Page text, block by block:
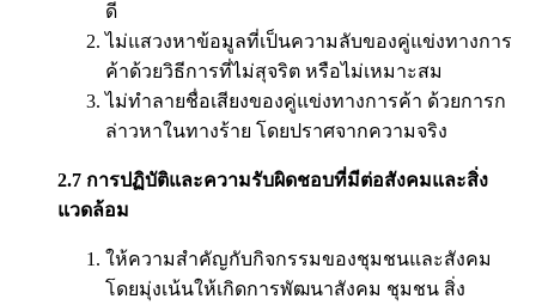
ดี
ไม่แสวงหาข้อมูลที่เป็นความลับของคู่แข่งทางการ
ค้าด้วยวิธีการที่ไม่สุจริต หรือไม่เหมาะสม
ไม่ทำลายชื่อเสียงของคู่แข่งทางการค้า ด้วยการก
ล่าวหาในทางร้าย โดยปราศจากความจริง
2.7 การปฏิบัติและความรับผิดชอบที่มีต่อสังคมและสิ่ง
แวดล้อม
ให้ความสำคัญกับกิจกรรมของชุมชนและสังคม
โดยมุ่งเน้นให้เกิดการพัฒนาสังคม ชุมชน สิ่ง